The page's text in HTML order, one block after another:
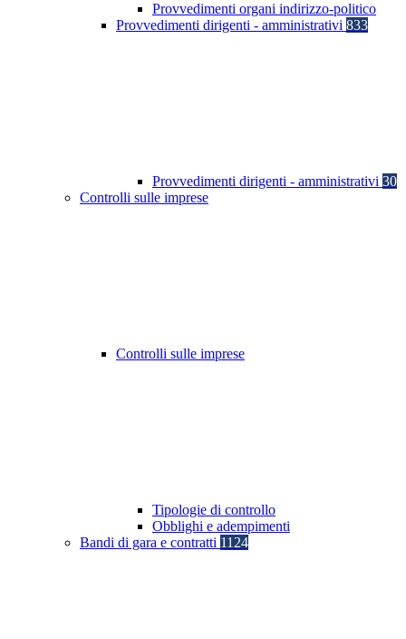
Provvedimenti organi indirizzo-politico
Provvedimenti dirigenti - amministrativi 833
Provvedimenti dirigenti - amministrativi 30
Controlli sulle imprese
Controlli sulle imprese
Tipologie di controllo
Obblighi e adempimenti
Bandi di gara e contratti 1124